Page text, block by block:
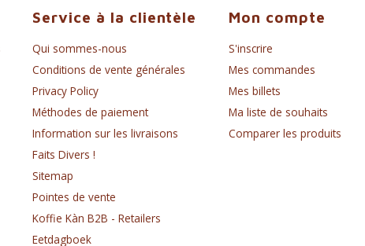
Service à la clientèle
Qui sommes-nous
Conditions de vente générales
Privacy Policy
Méthodes de paiement
Information sur les livraisons
Faits Divers !
Sitemap
Pointes de vente
Koffie Kàn B2B - Retailers
Eetdagboek
Mon compte
S'inscrire
Mes commandes
Mes billets
Ma liste de souhaits
Comparer les produits